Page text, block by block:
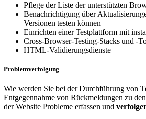
Pflege der Liste der unterstützten
Benachrichtigung über
Versionen testen können
Einrichten einer Testplattform mit
Cross-Browser-Testing-Stacks und -
HTML-Validierungsdienste
Problemverfolgung
Wie werden Sie bei der Durchführung von
Entgegennahme von Rückmeldungen zu
der Website Probleme erfassen und